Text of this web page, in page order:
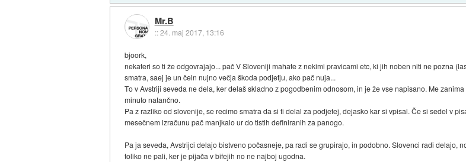
Mr.B
::24. maj 2017, 13:16
bjoork,
nekateri so ti že odgovrajajo... pač V Sloveniji mahate z nekimi pravicami etc, ki jih noben niti ne pozna
smatra, saej je un čeln nujno večja škoda podjetju, ako pač nuja...
To v Avstriji seveda ne dela, ker delaš skladno z pogodbenim odnosom, in je že vse napisano. Me
minuto natančno.
Pa z razliko od slovenije, se recimo smatra da si ti delal za podjetej, dejasko kar si vpisal. Če si sedel v
mesečnem izračunu pač manjkalo ur do tistih definiranih za panogo.
Pa ja seveda, Avstrijci delajo bistveno počasneje, pa radi se grupirajo, in podobno. Slovenci radi delajo,
toliko ne pali, ker je pijača v bifejih no ne najboj ugodna.